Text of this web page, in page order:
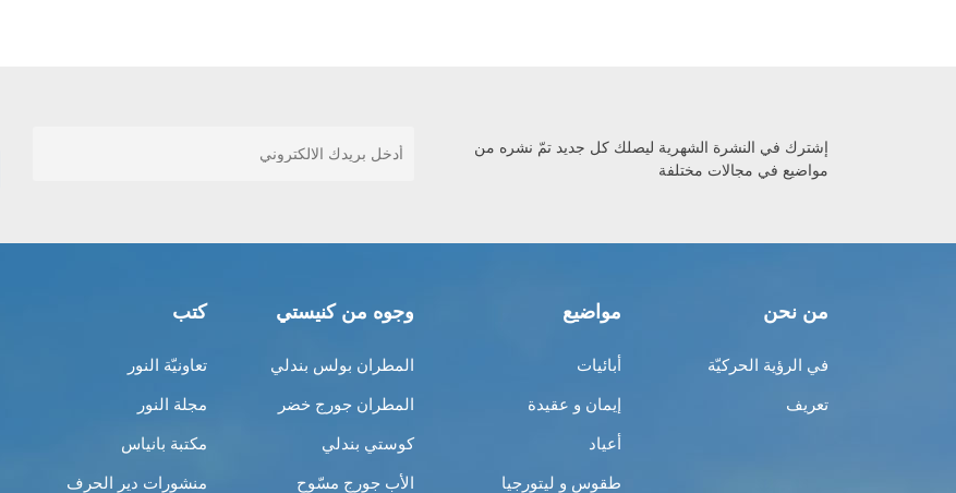
إشترك في النشرة الشهرية ليصلك كل جديد تمّ نشره من
مواضيع في مجالات مختلفة
من نحن
في الرؤية الحركيّة
تعريف
مواضيع
أبائيات
إيمان و عقيدة
أعياد
طقوس و ليتورجيا
وجوه من كنيستي
المطران بولس بندلي
المطران جورج خضر
كوستي بندلي
الأب جورج مسّوح
كتب
تعاونيّة النور
مجلة النور
مكتبة بانياس
منشورات دير الحرف